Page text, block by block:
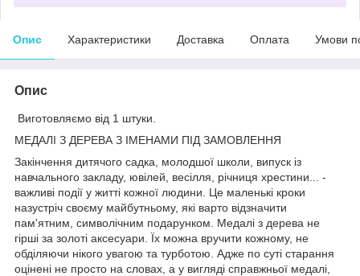
Опис Характеристики Доставка Оплата Умови
Опис
Виготовляємо від 1 штуки.
МЕДАЛІ З ДЕРЕВА З ІМЕНАМИ ПІД ЗАМОВЛЕННЯ
Закінчення дитячого садка, молодшої школи, випуск із
навчального закладу, ювілей, весілля, річниця хрестини... -
важливі події у житті кожної людини. Це маленькі кроки
назустріч своєму майбутньому, які варто відзначити
пам'ятним, символічним подарунком. Медалі з дерева не
гірші за золоті аксесуари. Їх можна вручити кожному, не
обділяючи нікого увагою та турботою. Адже по суті старання
оцінені не просто на словах, а у вигляді справжньої медалі,